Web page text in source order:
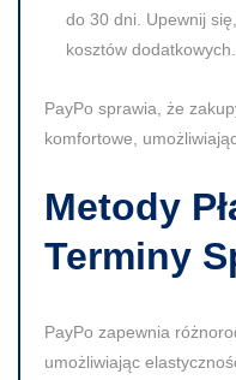
do 30 dni. Upewnij
kosztów dodatkowych.
PayPo sprawia, że
komfortowe,
Metody
Terminy
PayPo zapewnia
umożliwiając